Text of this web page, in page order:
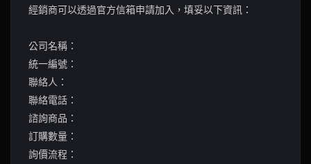
經銷商可以透過官方信箱申請加入，填妥以下資訊：
公司名稱：
統一編號：
聯絡人：
聯絡電話：
諮詢商品：
訂購數量：
詢價流程：